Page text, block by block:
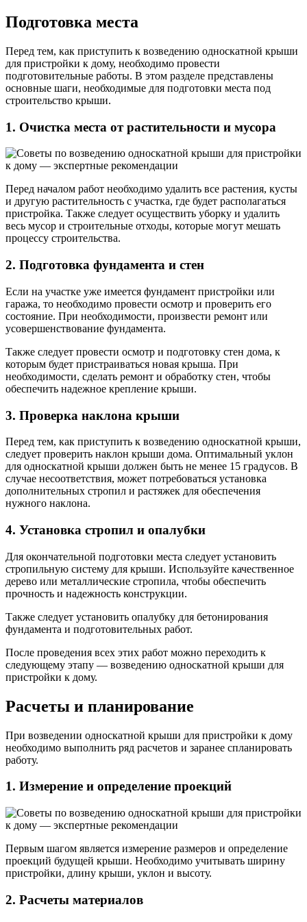
Подготовка места
Перед тем, как приступить к возведению односкатной крыши
для пристройки к дому, необходимо провести
подготовительные работы. В этом разделе представлены
основные шаги, необходимые для подготовки места под
строительство крыши.
1. Очистка места от растительности и мусора
Перед началом работ необходимо удалить все растения, кусты
и другую растительность с участка, где будет располагаться
пристройка. Также следует осуществить уборку и удалить
весь мусор и строительные отходы, которые могут мешать
процессу строительства.
2. Подготовка фундамента и стен
Если на участке уже имеется фундамент пристройки или
гаража, то необходимо провести осмотр и проверить его
состояние. При необходимости, произвести ремонт или
усовершенствование фундамента.
Также следует провести осмотр и подготовку стен дома, к
которым будет пристраиваться новая крыша. При
необходимости, сделать ремонт и обработку стен, чтобы
обеспечить надежное крепление крыши.
3. Проверка наклона крыши
Перед тем, как приступить к возведению односкатной крыши,
следует проверить наклон крыши дома. Оптимальный уклон
для односкатной крыши должен быть не менее 15 градусов. В
случае несоответствия, может потребоваться установка
дополнительных стропил и растяжек для обеспечения
нужного наклона.
4. Установка стропил и опалубки
Для окончательной подготовки места следует установить
стропильную систему для крыши. Используйте качественное
дерево или металлические стропила, чтобы обеспечить
прочность и надежность конструкции.
Также следует установить опалубку для бетонирования
фундамента и подготовительных работ.
После проведения всех этих работ можно переходить к
следующему этапу — возведению односкатной крыши для
пристройки к дому.
Расчеты и планирование
При возведении односкатной крыши для пристройки к дому
необходимо выполнить ряд расчетов и заранее спланировать
работу.
1. Измерение и определение проекций
Первым шагом является измерение размеров и определение
проекций будущей крыши. Необходимо учитывать ширину
пристройки, длину крыши, уклон и высоту.
2. Расчеты материалов